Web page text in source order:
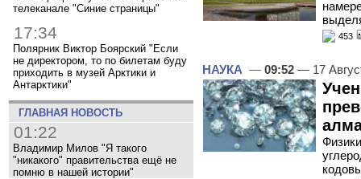
телеканале "Синие страницы"
17:34
Полярник Виктор Боярский "Если
не директором, то по билетам буду
приходить в музей Арктики и
Антарктики"
ГЛАВНАЯ НОВОСТЬ
01:22
Владимир Милов "Я такого
"никакого" правительства ещё не
помню в нашей истории"
453
НАУКА — 09:52 — 17